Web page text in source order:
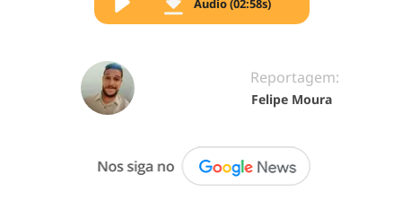
Áudio (02:58s)
Reportagem:
Felipe Moura